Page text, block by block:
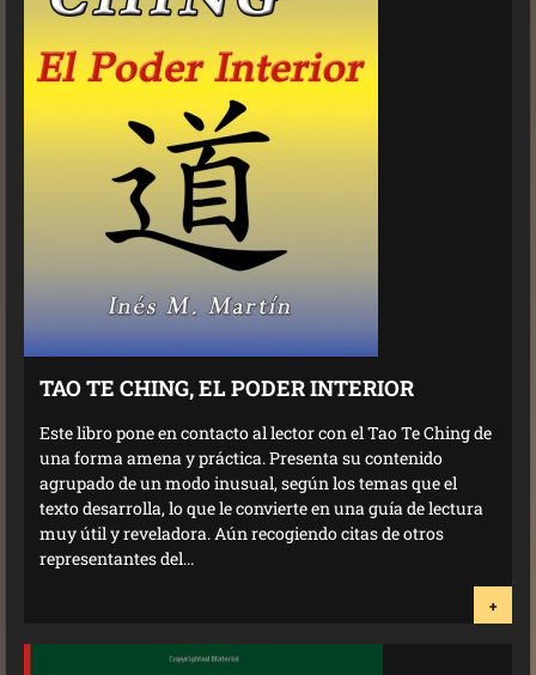
TAO TE CHING, EL PODER INTERIOR
Este libro pone en contacto al lector con el Tao Te Ching de
una forma amena y práctica. Presenta su contenido
agrupado de un modo inusual, según los temas que el
texto desarrolla, lo que le convierte en una guía de lectura
muy útil y reveladora. Aún recogiendo citas de otros
representantes del...
+